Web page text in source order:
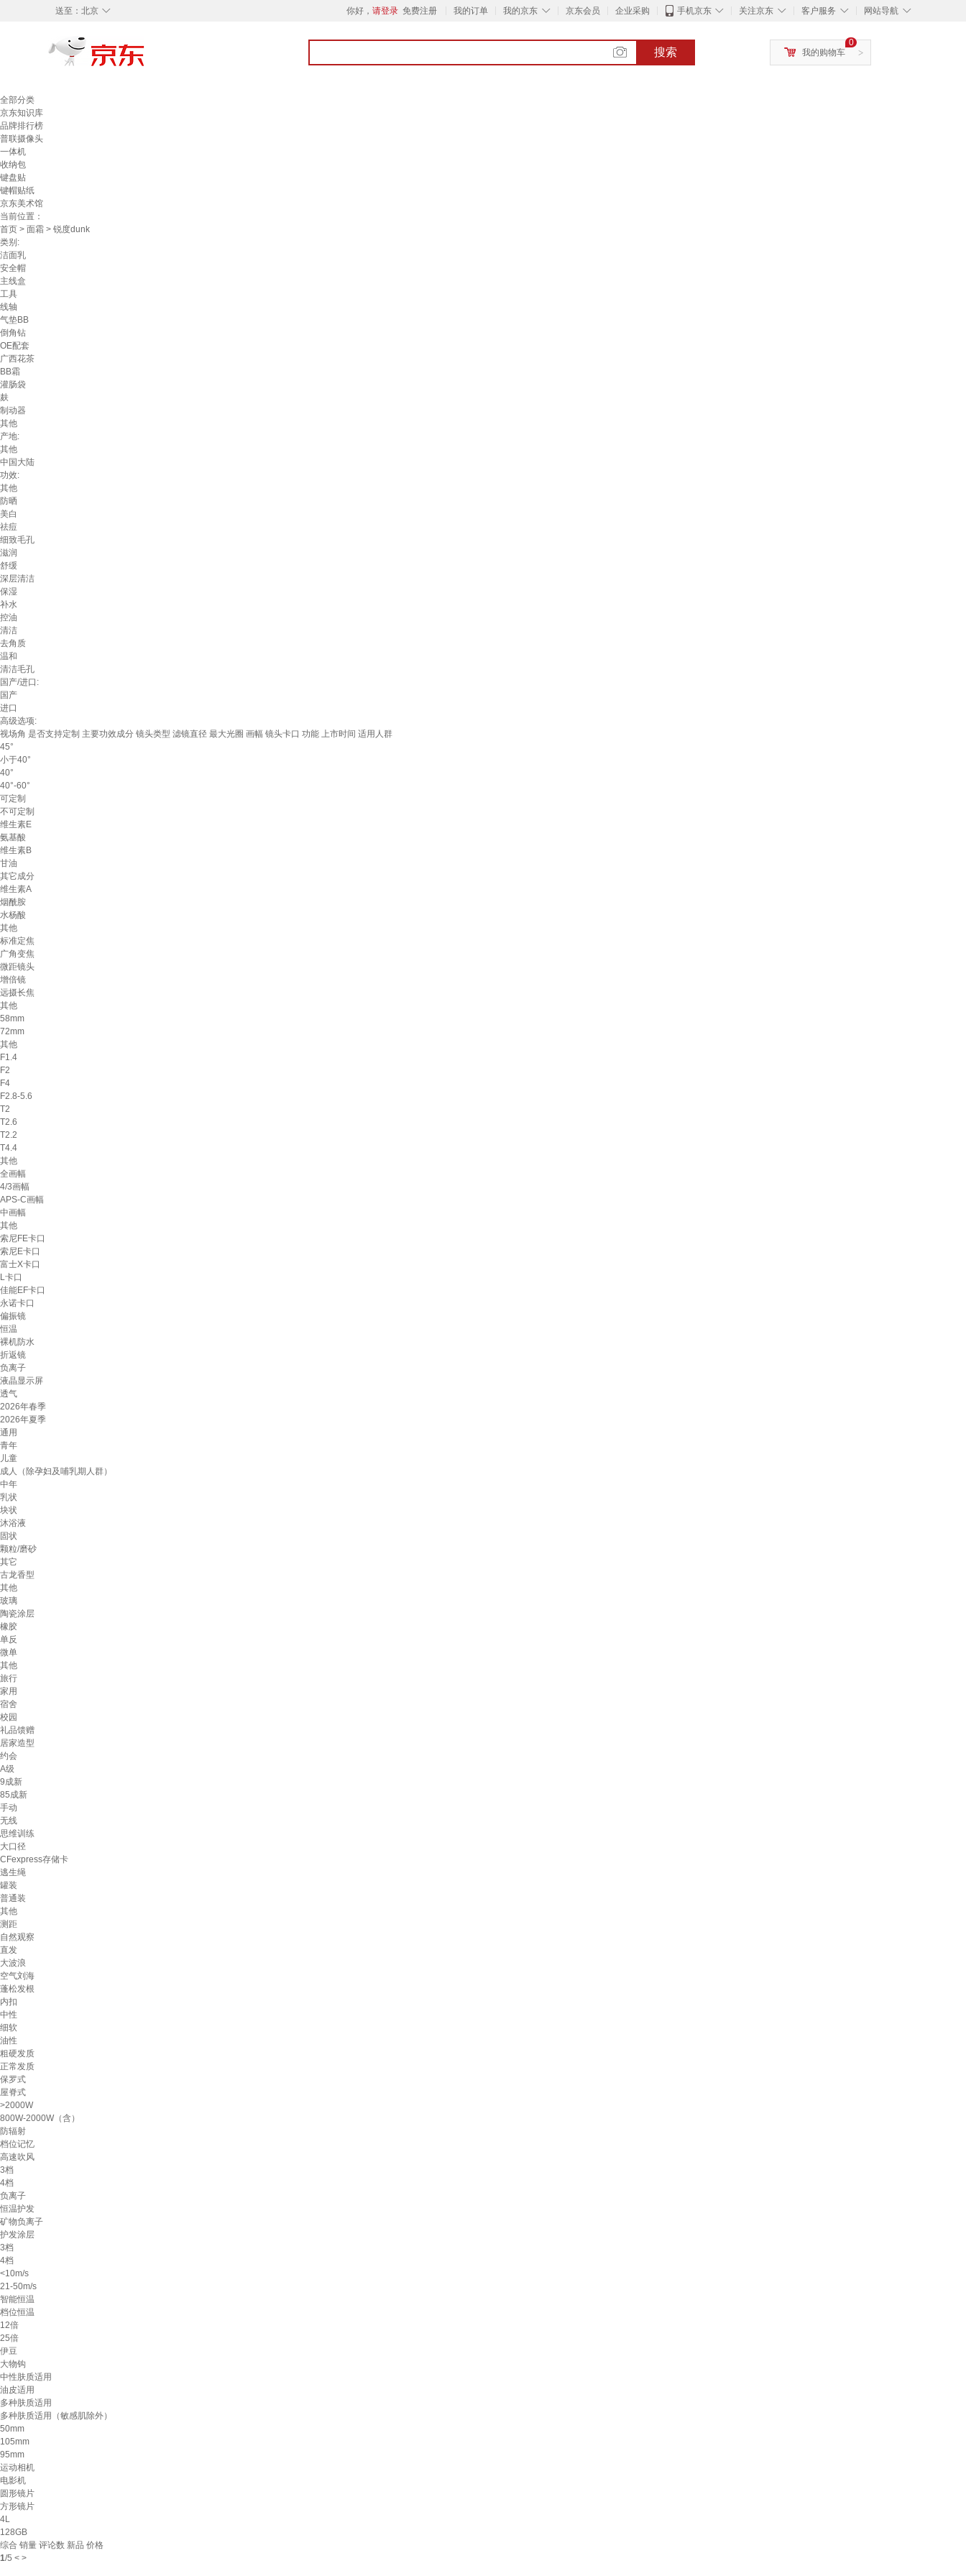
◇
送至： 北京 你好， 请登录 免费注册 我的订单 ◇
我的京东 京东会员 企业采购 ◇
手机京东 ◇
关注京东 ◇
客户服务 ◇
网站导航
搜索 >
0
我的购物车
全部分类
京东知识库
品牌排行榜
普联摄像头
一体机
收纳包
键盘贴
键帽贴纸
京东美术馆
当前位置：
首页 > 面霜 > 锐度dunk
类别:
洁面乳
安全帽
主线盒
工具
线轴
气垫BB
倒角钻
OE配套
广西花茶
BB霜
灌肠袋
麸
制动器
其他
产地:
其他
中国大陆
功效:
其他
防晒
美白
祛痘
细致毛孔
滋润
舒缓
深层清洁
保湿
补水
控油
清洁
去角质
温和
清洁毛孔
国产/进口:
国产
进口
高级选项:
视场角 是否支持定制 主要功效成分 镜头类型 滤镜直径 最大光圈 画幅 镜头卡口 功能 上市时间 适用人群
45°
小于40°
40°
40°-60°
可定制
不可定制
维生素E
氨基酸
维生素B
甘油
其它成分
维生素A
烟酰胺
水杨酸
其他
标准定焦
广角变焦
微距镜头
增倍镜
远摄长焦
其他
58mm
72mm
其他
F1.4
F2
F4
F2.8-5.6
T2
T2.6
T2.2
T4.4
其他
全画幅
4/3画幅
APS-C画幅
中画幅
其他
索尼FE卡口
索尼E卡口
富士X卡口
L卡口
佳能EF卡口
永诺卡口
偏振镜
恒温
裸机防水
折返镜
负离子
液晶显示屏
透气
2026年春季
2026年夏季
通用
青年
儿童
成人（除孕妇及哺乳期人群）
中年
乳状
块状
沐浴液
固状
颗粒/磨砂
其它
古龙香型
其他
玻璃
陶瓷涂层
橡胶
单反
微单
其他
旅行
家用
宿舍
校园
礼品馈赠
居家造型
约会
A级
9成新
85成新
手动
无线
思维训练
大口径
CFexpress存储卡
逃生绳
罐装
普通装
其他
测距
自然观察
直发
大波浪
空气刘海
蓬松发根
内扣
中性
细软
油性
粗硬发质
正常发质
保罗式
屋脊式
>2000W
800W-2000W（含）
防辐射
档位记忆
高速吹风
3档
4档
负离子
恒温护发
矿物负离子
护发涂层
3档
4档
<10m/s
21-50m/s
智能恒温
档位恒温
12倍
25倍
伊豆
大物钩
中性肤质适用
油皮适用
多种肤质适用
多种肤质适用（敏感肌除外）
50mm
105mm
95mm
运动相机
电影机
圆形镜片
方形镜片
4L
128GB
综合 销量 评论数 新品 价格
1/5 < >